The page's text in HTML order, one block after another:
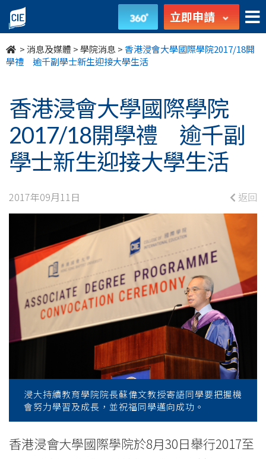
香
港
浸
大
學
國
際
學
2017/18
開
學
禮
副
學
立即申請
>消息及媒體 >學院消息 >香港浸會大學國際學院2017/18開
學禮 逾千副學士新生迎接大學生活
香港浸會大學國際學院
2017/18開學禮 逾千副
學士新生迎接大學生活
2017年09月11日 返回
浸大持續教育學院院長蘇偉文教授寄語同學要把握機
會努力學習及成長，並祝福同學邁向成功。
香港浸會大學國際學院於8月30日舉行2017至